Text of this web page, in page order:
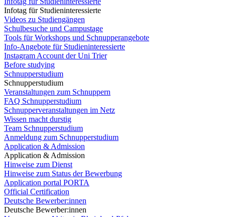
Infotag für Studieninteressierte
Videos zu Studiengängen
Schulbesuche und Campustage
Tools für Workshops und Schnupperangebote
Info-Angebote für Studieninteressierte
Instagram Account der Uni Trier
Before studying
Schnupperstudium
Schnupperstudium
Veranstaltungen zum Schnuppern
FAQ Schnupperstudium
Schnupperveranstaltungen im Netz
Wissen macht durstig
Team Schnupperstudium
Anmeldung zum Schnupperstudium
Application & Admission
Application & Admission
Hinweise zum Dienst
Hinweise zum Status der Bewerbung
Application portal PORTA
Official Certification
Deutsche Bewerber:innen
Deutsche Bewerber:innen